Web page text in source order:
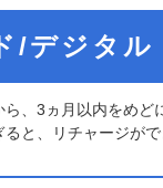
/デジタル
、3ヵ月以内をめど
と、リチャージがで